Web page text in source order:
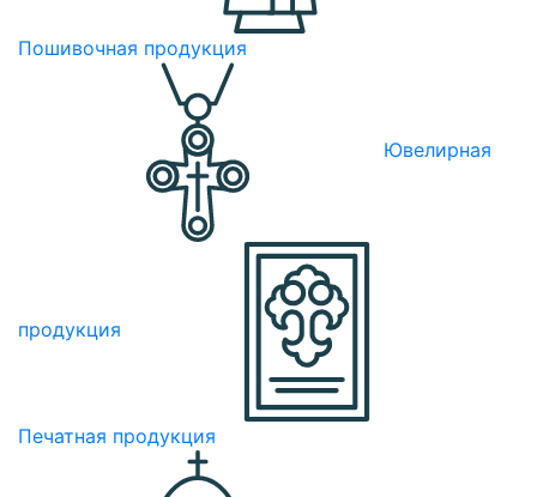
Пошивочная продукция
Ювелирная
продукция
Печатная продукция